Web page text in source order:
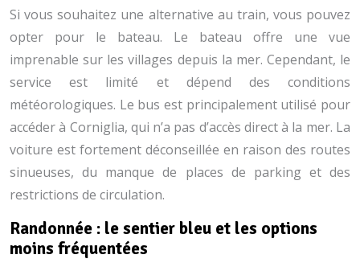
Si vous souhaitez une alternative au train, vous pouvez
opter pour le bateau. Le bateau offre une vue
imprenable sur les villages depuis la mer. Cependant, le
service est limité et dépend des conditions
météorologiques. Le bus est principalement utilisé pour
accéder à Corniglia, qui n’a pas d’accès direct à la mer. La
voiture est fortement déconseillée en raison des routes
sinueuses, du manque de places de parking et des
restrictions de circulation.
Randonnée : le sentier bleu et les options
moins fréquentées